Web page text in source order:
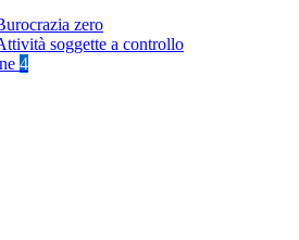
zero
soggette a controllo
4